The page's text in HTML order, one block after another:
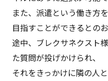
また、派遣という働き方
目指すことができるとの
途中、ブレクサネクスト
た質問が投げかけられ、
それをきっかけに隣の人